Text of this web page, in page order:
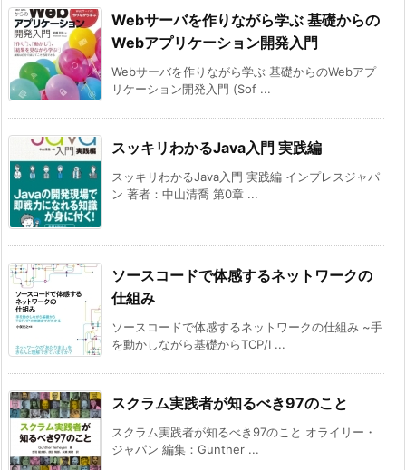
Webサーバを作りながら学ぶ 基礎からの
Webアプリケーション開発入門
Webサーバを作りながら学ぶ 基礎からのWebアプ
リケーション開発入門 (Sof ...
スッキリわかるJava入門 実践編
スッキリわかるJava入門 実践編 インプレスジャパ
ン 著者：中山清喬 第0章 ...
ソースコードで体感するネットワークの
仕組み
ソースコードで体感するネットワークの仕組み ~手
を動かしながら基礎からTCP/I ...
スクラム実践者が知るべき97のこと
スクラム実践者が知るべき97のこと オライリー・
ジャパン 編集：Gunther ...